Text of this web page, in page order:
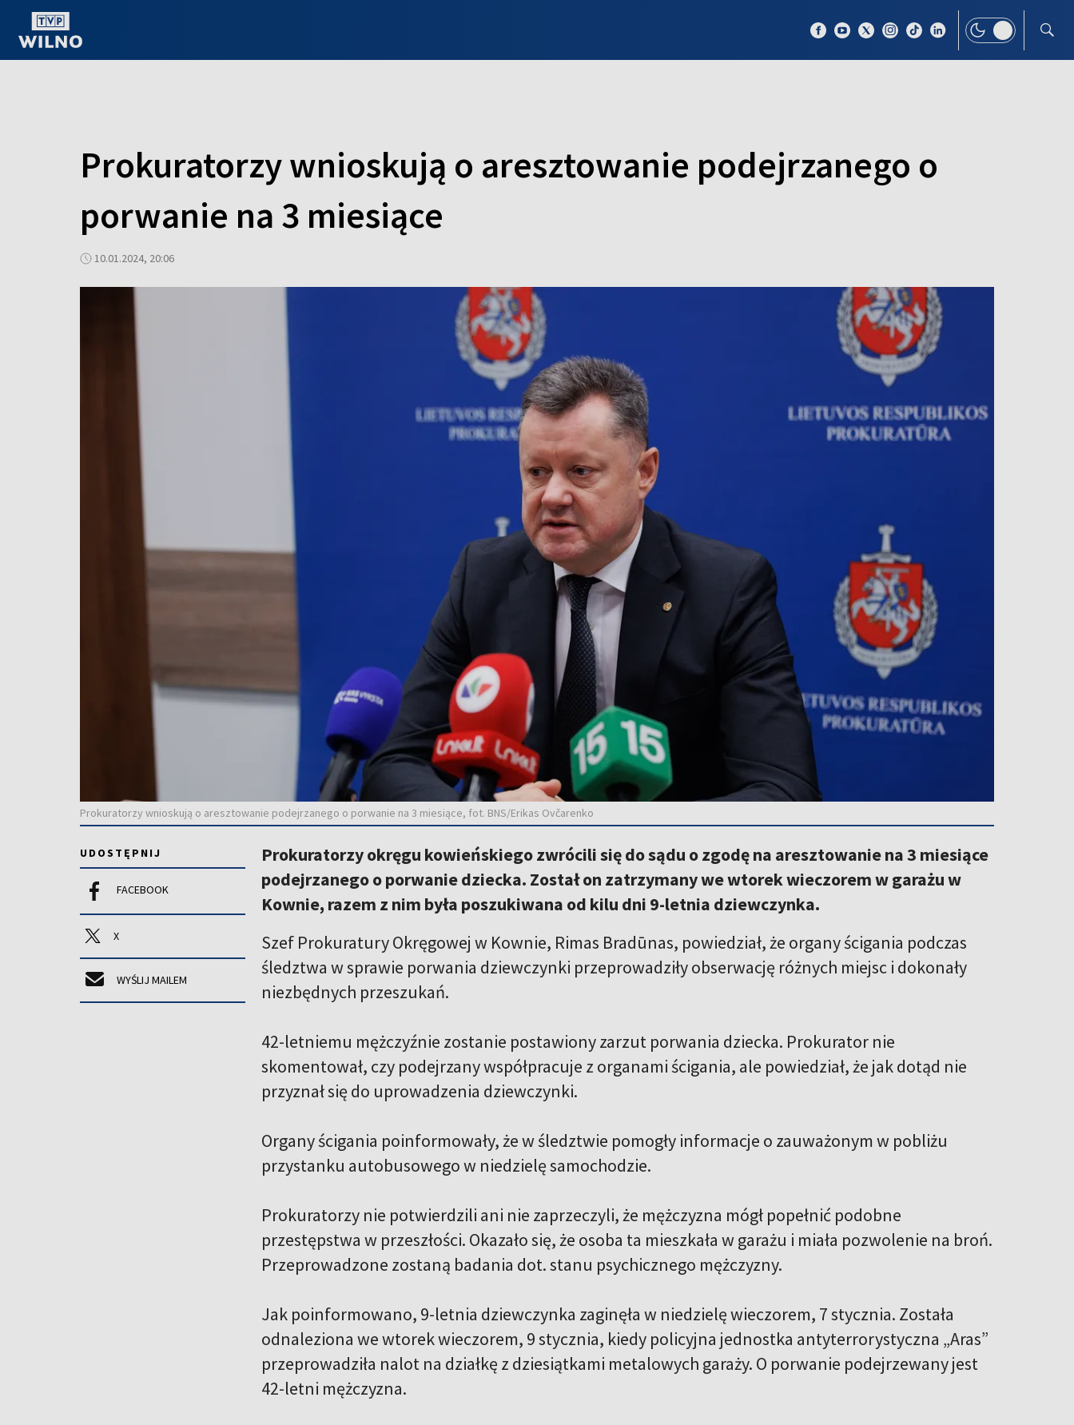
Prokuratorzy wnioskują o aresztowanie podejrzanego o
porwanie na 3 miesiące
10.01.2024, 20:06
Prokuratorzy wnioskują o aresztowanie podejrzanego o porwanie na 3 miesiące, fot. BNS/Erikas Ovčarenko
UDOSTĘPNIJ
FACEBOOK
X
WYŚLIJ MAILEM
Prokuratorzy okręgu kowieńskiego zwrócili się do sądu o zgodę na aresztowanie na 3 miesiące
podejrzanego o porwanie dziecka. Został on zatrzymany we wtorek wieczorem w garażu w
Kownie, razem z nim była poszukiwana od kilu dni 9-letnia dziewczynka.
Szef Prokuratury Okręgowej w Kownie, Rimas Bradūnas, powiedział, że organy ścigania podczas
śledztwa w sprawie porwania dziewczynki przeprowadziły obserwację różnych miejsc i dokonały
niezbędnych przeszukań.
42-letniemu mężczyźnie zostanie postawiony zarzut porwania dziecka. Prokurator nie
skomentował, czy podejrzany współpracuje z organami ścigania, ale powiedział, że jak dotąd nie
przyznał się do uprowadzenia dziewczynki.
Organy ścigania poinformowały, że w śledztwie pomogły informacje o zauważonym w pobliżu
przystanku autobusowego w niedzielę samochodzie.
Prokuratorzy nie potwierdzili ani nie zaprzeczyli, że mężczyzna mógł popełnić podobne
przestępstwa w przeszłości. Okazało się, że osoba ta mieszkała w garażu i miała pozwolenie na broń.
Przeprowadzone zostaną badania dot. stanu psychicznego mężczyzny.
Jak poinformowano, 9-letnia dziewczynka zaginęła w niedzielę wieczorem, 7 stycznia. Została
odnaleziona we wtorek wieczorem, 9 stycznia, kiedy policyjna jednostka antyterrorystyczna „Aras”
przeprowadziła nalot na działkę z dziesiątkami metalowych garaży. O porwanie podejrzewany jest
42-letni mężczyzna.